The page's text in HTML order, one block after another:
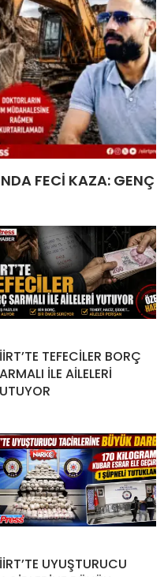
FECİ KAZA: GENÇ
TEFECİLER BORÇ
İLE AİLELERİ
UYUŞTURUCU